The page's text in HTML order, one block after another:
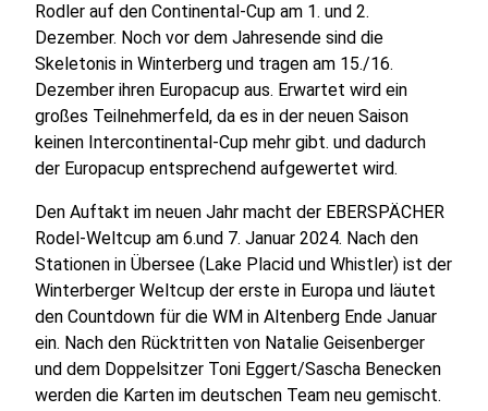
Rodler auf den Continental-Cup am 1. und 2.
Dezember. Noch vor dem Jahresende sind die
Skeletonis in Winterberg und tragen am 15./16.
Dezember ihren Europacup aus. Erwartet wird ein
großes Teilnehmerfeld, da es in der neuen Saison
keinen Intercontinental-Cup mehr gibt. und dadurch
der Europacup entsprechend aufgewertet wird.
Den Auftakt im neuen Jahr macht der EBERSPÄCHER
Rodel-Weltcup am 6.und 7. Januar 2024. Nach den
Stationen in Übersee (Lake Placid und Whistler) ist der
Winterberger Weltcup der erste in Europa und läutet
den Countdown für die WM in Altenberg Ende Januar
ein. Nach den Rücktritten von Natalie Geisenberger
und dem Doppelsitzer Toni Eggert/Sascha Benecken
werden die Karten im deutschen Team neu gemischt.